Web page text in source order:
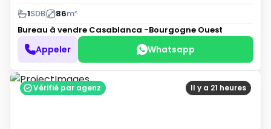
1SDB 86m²
Bureau à vendre Casablanca -Bourgogne Ouest
Appeler Whatsapp
Il y a 21 heures
Vérifié par agenz